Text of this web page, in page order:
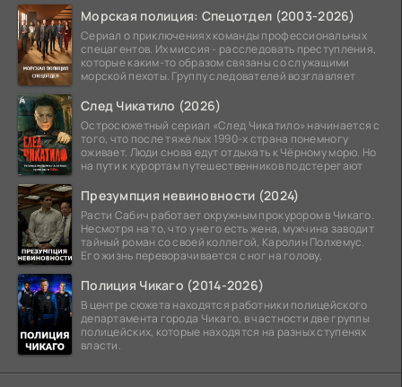
Морская полиция: Спецотдел (2003-2026)
Сериал о приключениях команды профессиональных
спецагентов. Их миссия - расследовать преступления,
которые каким-то образом связаны со служащими
морской пехоты. Группу следователей возглавляет
След Чикатило (2026)
Остросюжетный сериал «След Чикатило» начинается с
того, что после тяжёлых 1990-х страна понемногу
оживает. Люди снова едут отдыхать к Чёрному морю. Но
на пути к курортам путешественников подстерегают
Презумпция невиновности (2024)
Расти Сабич работает окружным прокурором в Чикаго.
Несмотря на то, что у него есть жена, мужчина заводит
тайный роман со своей коллегой, Каролин Полхемус.
Его жизнь переворачивается с ног на голову,
Полиция Чикаго (2014-2026)
В центре сюжета находятся работники полицейского
департамента города Чикаго, в частности две группы
полицейских, которые находятся на разных ступенях
власти.